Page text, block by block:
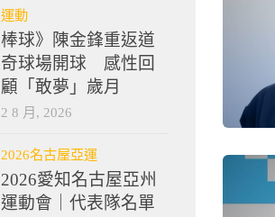
運動
棒球》陳金鋒重返道
奇球場開球 感性回
顧「敢夢」歲月
2 8 月, 2026
2026名古屋亞運
2026愛知名古屋亞州
運動會｜代表隊名單